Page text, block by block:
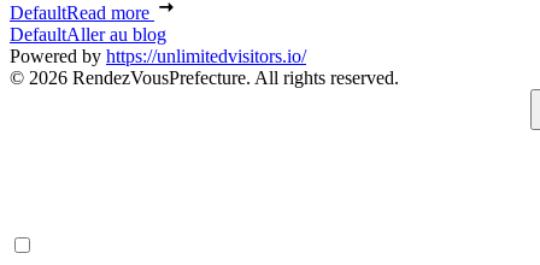
DefaultRead more
DefaultAller au blog
Powered by https://unlimitedvisitors.io/
© 2026 RendezVousPrefecture. All rights reserved.